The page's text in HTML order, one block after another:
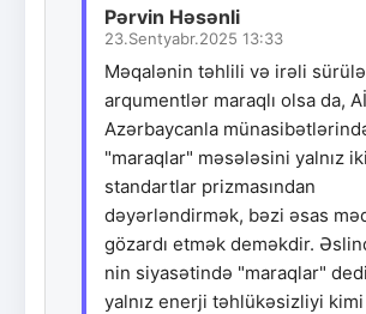
Pərvin Həsənli
23.Sentyabr.2025 13:33
Məqalənin təhlili və irəli
arqumentlər maraqlı olsa da,
Azərbaycanla
"maraqlar" məsələsini yalnız
standartlar prizmasından
dəyərləndirmək, bəzi əsas
gözardı etmək deməkdir.
nin siyasətində "maraqlar"
yalnız enerji təhlükəsizliyi kimi